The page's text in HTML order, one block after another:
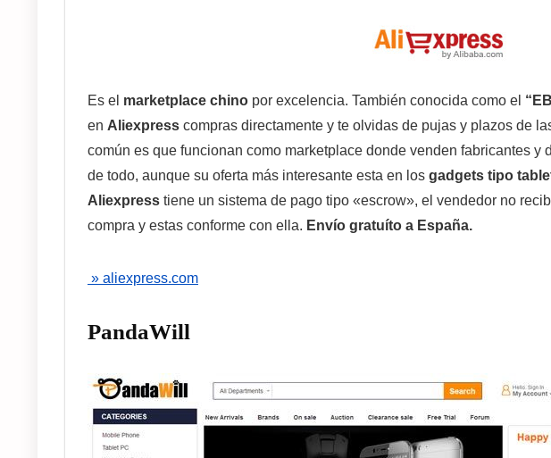
Es el marketplace chino por excelencia. También conocida como el
en Aliexpress compras directamente y te olvidas de pujas y plazos de
común es que funcionan como marketplace donde venden fabricantes y
de todo, aunque su oferta más interesante esta en los gadgets tipo
Aliexpress tiene un sistema de pago tipo «escrow», el vendedor no
compra y estas conforme con ella. Envío gratuíto a España.
» aliexpress.com
PandaWill